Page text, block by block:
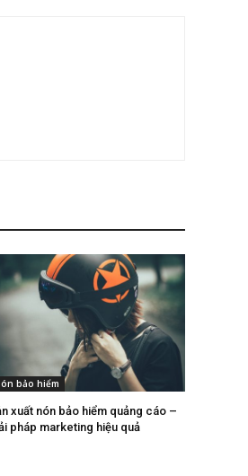
bảo hiểm
xuất nón bảo hiểm quảng cáo –
pháp marketing hiệu quả